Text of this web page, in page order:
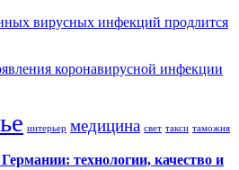
вирусных инфекций продлится
коронавирусной инфекции
интерьер медицина свет такси таможня
технологии, качество и